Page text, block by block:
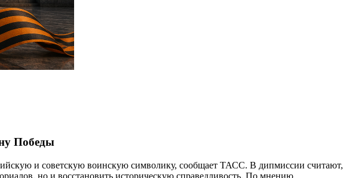
Победы
и советскую воинскую символику, сообщает ТАСС. В дипмиссии считают,
но и восстановить историческую справедливость. По мнению